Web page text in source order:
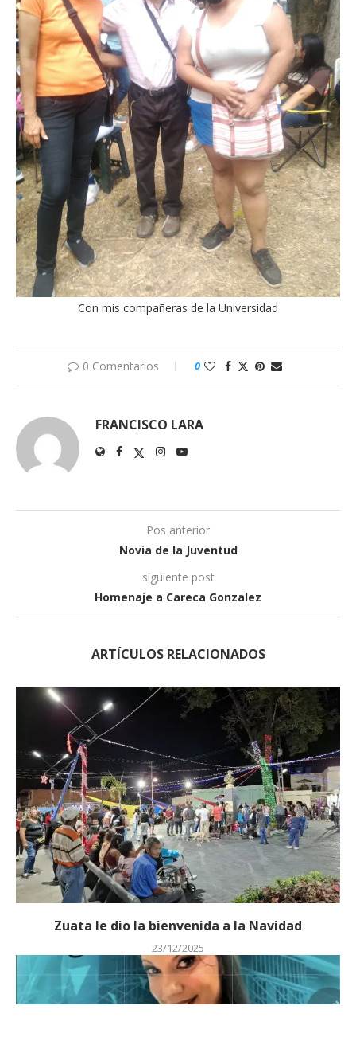
Con mis compañeras de la Universidad
0 Comentarios 0
FRANCISCO LARA
Pos anterior
Novia de la Juventud
siguiente post
Homenaje a Careca Gonzalez
ARTÍCULOS RELACIONADOS
Zuata le dio la bienvenida a la Navidad
23/12/2025